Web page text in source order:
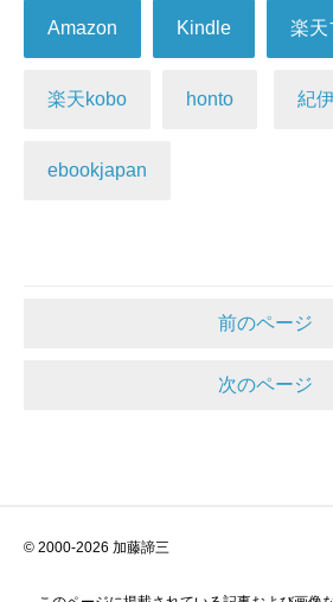
Amazon Kindle 楽天
楽天kobo honto 紀
ebookjapan
前のページ
次のページ
© 2000-2026 加藤諦三